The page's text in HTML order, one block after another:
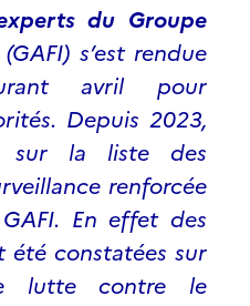
du Groupe
s’est rendue
avril pour
Depuis 2023,
sur la liste des
renforcée
En effet des
été constatées sur
lutte contre le